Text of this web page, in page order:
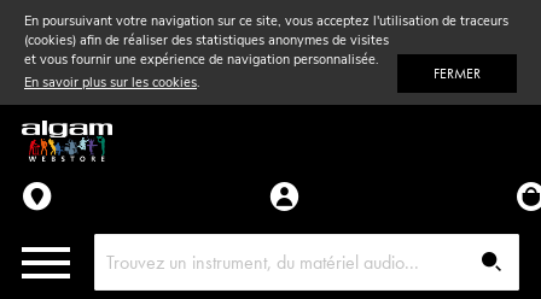
En poursuivant votre navigation sur ce site, vous acceptez l'utilisation de traceurs
(cookies) afin de réaliser des statistiques anonymes de visites
et vous fournir une expérience de navigation personnalisée.
En savoir plus sur les cookies. FERMER
Vent& Violon
Accessoires
Pièces détachées